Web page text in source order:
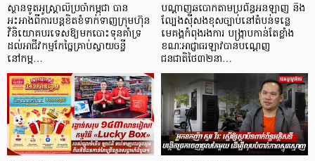
ស្ថានទូតអូស្ត្រាលីប្រចាំកម្ពុជា បាន
អះអាងពីការបន្តខិតខំទាក់ទាញក្រុមហ៊ុន
វិនិយោគបរទេសឱ្យមកបោះទុនគាំទ្រ
ដល់អាជីវកម្មកែច្នៃគ្រាប់ស្វាយចន្ទី
នៅកម្ព…
បណ្តាញឆបោកតាមប្រព័ន្ធអនឡាញ និង
ល្បែងស៊ីសងខុសច្បាប់នៅតំបន់ទន្លេ
មេគង្គកំពុងរងការ បង្ក្រាប​កាន់តែខ្លាំង
ខណៈអាជ្ញាធរឡាវបានបណ្តេញ
ជនជាតិថៃ៣២នា…